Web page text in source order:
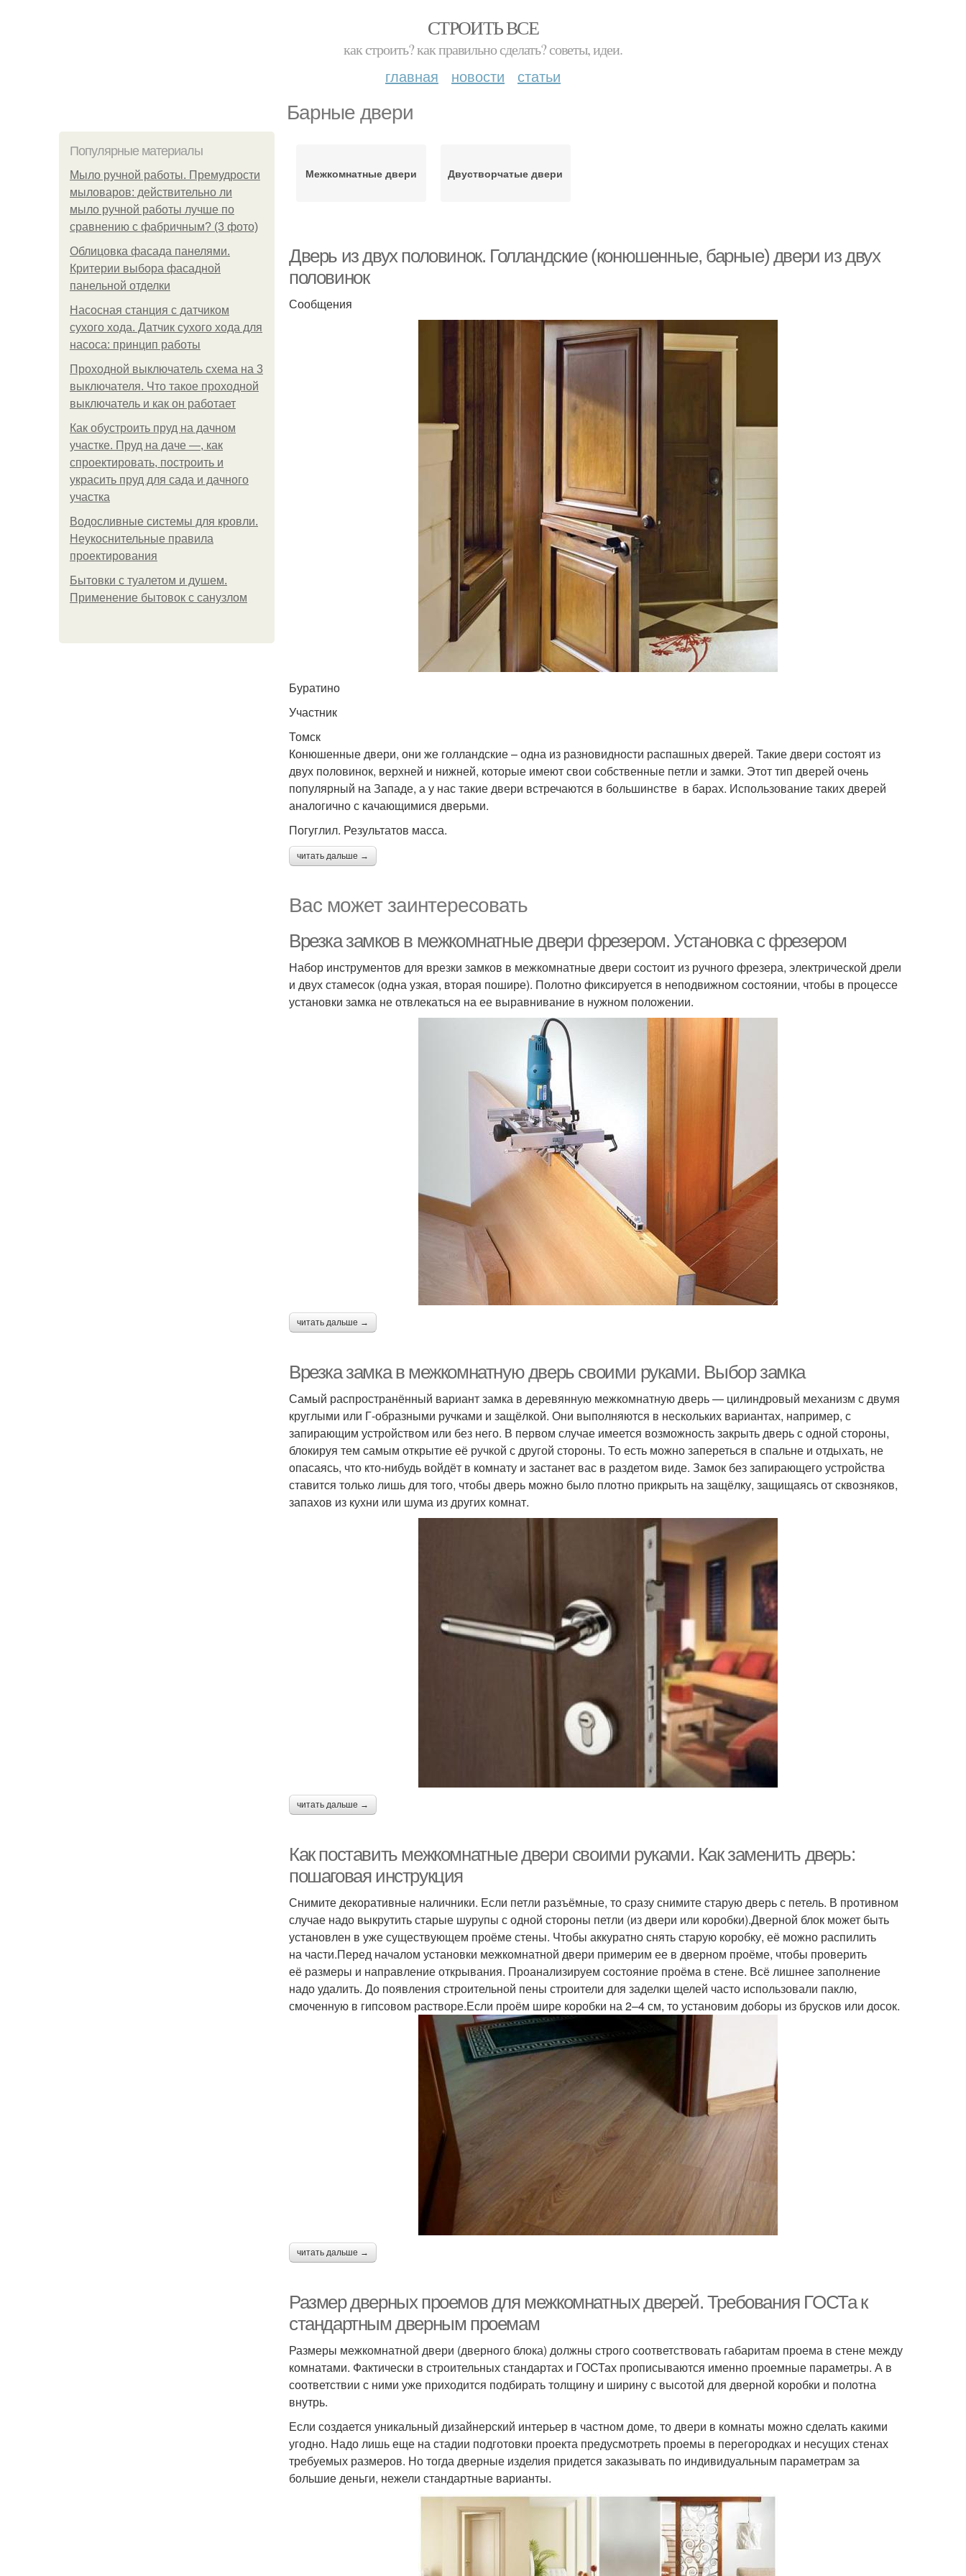
СТРОИТЬ ВСЕ
как строить? как правильно сделать? советы, идеи.
главная новости статьи
Барные двери
Популярные материалы
Мыло ручной работы. Премудрости
мыловаров: действительно ли
мыло ручной работы лучше по
сравнению с фабричным? (3 фото)
Облицовка фасада панелями.
Критерии выбора фасадной
панельной отделки
Насосная станция с датчиком
сухого хода. Датчик сухого хода для
насоса: принцип работы
Проходной выключатель схема на 3
выключателя. Что такое проходной
выключатель и как он работает
Как обустроить пруд на дачном
участке. Пруд на даче —, как
спроектировать, построить и
украсить пруд для сада и дачного
участка
Водосливные системы для кровли.
Неукоснительные правила
проектирования
Бытовки с туалетом и душем.
Применение бытовок с санузлом
Межкомнатные двери Двустворчатые двери
Дверь из двух половинок. Голландские (конюшенные, барные) двери из двух
половинок
Сообщения
Буратино
Участник
Томск
Конюшенные двери, они же голландские – одна из разновидности распашных дверей. Такие двери состоят из
двух половинок, верхней и нижней, которые имеют свои собственные петли и замки. Этот тип дверей очень
популярный на Западе, а у нас такие двери встречаются в большинстве в барах. Использование таких дверей
аналогично с качающимися дверьми.
Погуглил. Результатов масса.
читать дальше →
Вас может заинтересовать
Врезка замков в межкомнатные двери фрезером. Установка с фрезером
Набор инструментов для врезки замков в межкомнатные двери состоит из ручного фрезера, электрической дрели
и двух стамесок (одна узкая, вторая пошире). Полотно фиксируется в неподвижном состоянии, чтобы в процессе
установки замка не отвлекаться на ее выравнивание в нужном положении.
читать дальше →
Врезка замка в межкомнатную дверь своими руками. Выбор замка
Самый распространённый вариант замка в деревянную межкомнатную дверь — цилиндровый механизм с двумя
круглыми или Г-образными ручками и защёлкой. Они выполняются в нескольких вариантах, например, с
запирающим устройством или без него. В первом случае имеется возможность закрыть дверь с одной стороны,
блокируя тем самым открытие её ручкой с другой стороны. То есть можно запереться в спальне и отдыхать, не
опасаясь, что кто-нибудь войдёт в комнату и застанет вас в раздетом виде. Замок без запирающего устройства
ставится только лишь для того, чтобы дверь можно было плотно прикрыть на защёлку, защищаясь от сквозняков,
запахов из кухни или шума из других комнат.
читать дальше →
Как поставить межкомнатные двери своими руками. Как заменить дверь:
пошаговая инструкция
Снимите декоративные наличники. Если петли разъёмные, то сразу снимите старую дверь с петель. В противном
случае надо выкрутить старые шурупы с одной стороны петли (из двери или коробки).Дверной блок может быть
установлен в уже существующем проёме стены. Чтобы аккуратно снять старую коробку, её можно распилить
на части.Перед началом установки межкомнатной двери примерим ее в дверном проёме, чтобы проверить
её размеры и направление открывания. Проанализируем состояние проёма в стене. Всё лишнее заполнение
надо удалить. До появления строительной пены строители для заделки щелей часто использовали паклю,
смоченную в гипсовом растворе.Если проём шире коробки на 2–4 см, то установим доборы из брусков или досок.
читать дальше →
Размер дверных проемов для межкомнатных дверей. Требования ГОСТа к
стандартным дверным проемам
Размеры межкомнатной двери (дверного блока) должны строго соответствовать габаритам проема в стене между
комнатами. Фактически в строительных стандартах и ГОСТах прописываются именно проемные параметры. А в
соответствии с ними уже приходится подбирать толщину и ширину с высотой для дверной коробки и полотна
внутрь.
Если создается уникальный дизайнерский интерьер в частном доме, то двери в комнаты можно сделать какими
угодно. Надо лишь еще на стадии подготовки проекта предусмотреть проемы в перегородках и несущих стенах
требуемых размеров. Но тогда дверные изделия придется заказывать по индивидуальным параметрам за
большие деньги, нежели стандартные варианты.